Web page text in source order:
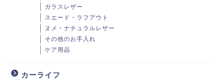
ガラスレザー
スエード・ラフアウト
ヌメ・ナチュラルレザー
その他のお手入れ
ケア用品
カーライフ